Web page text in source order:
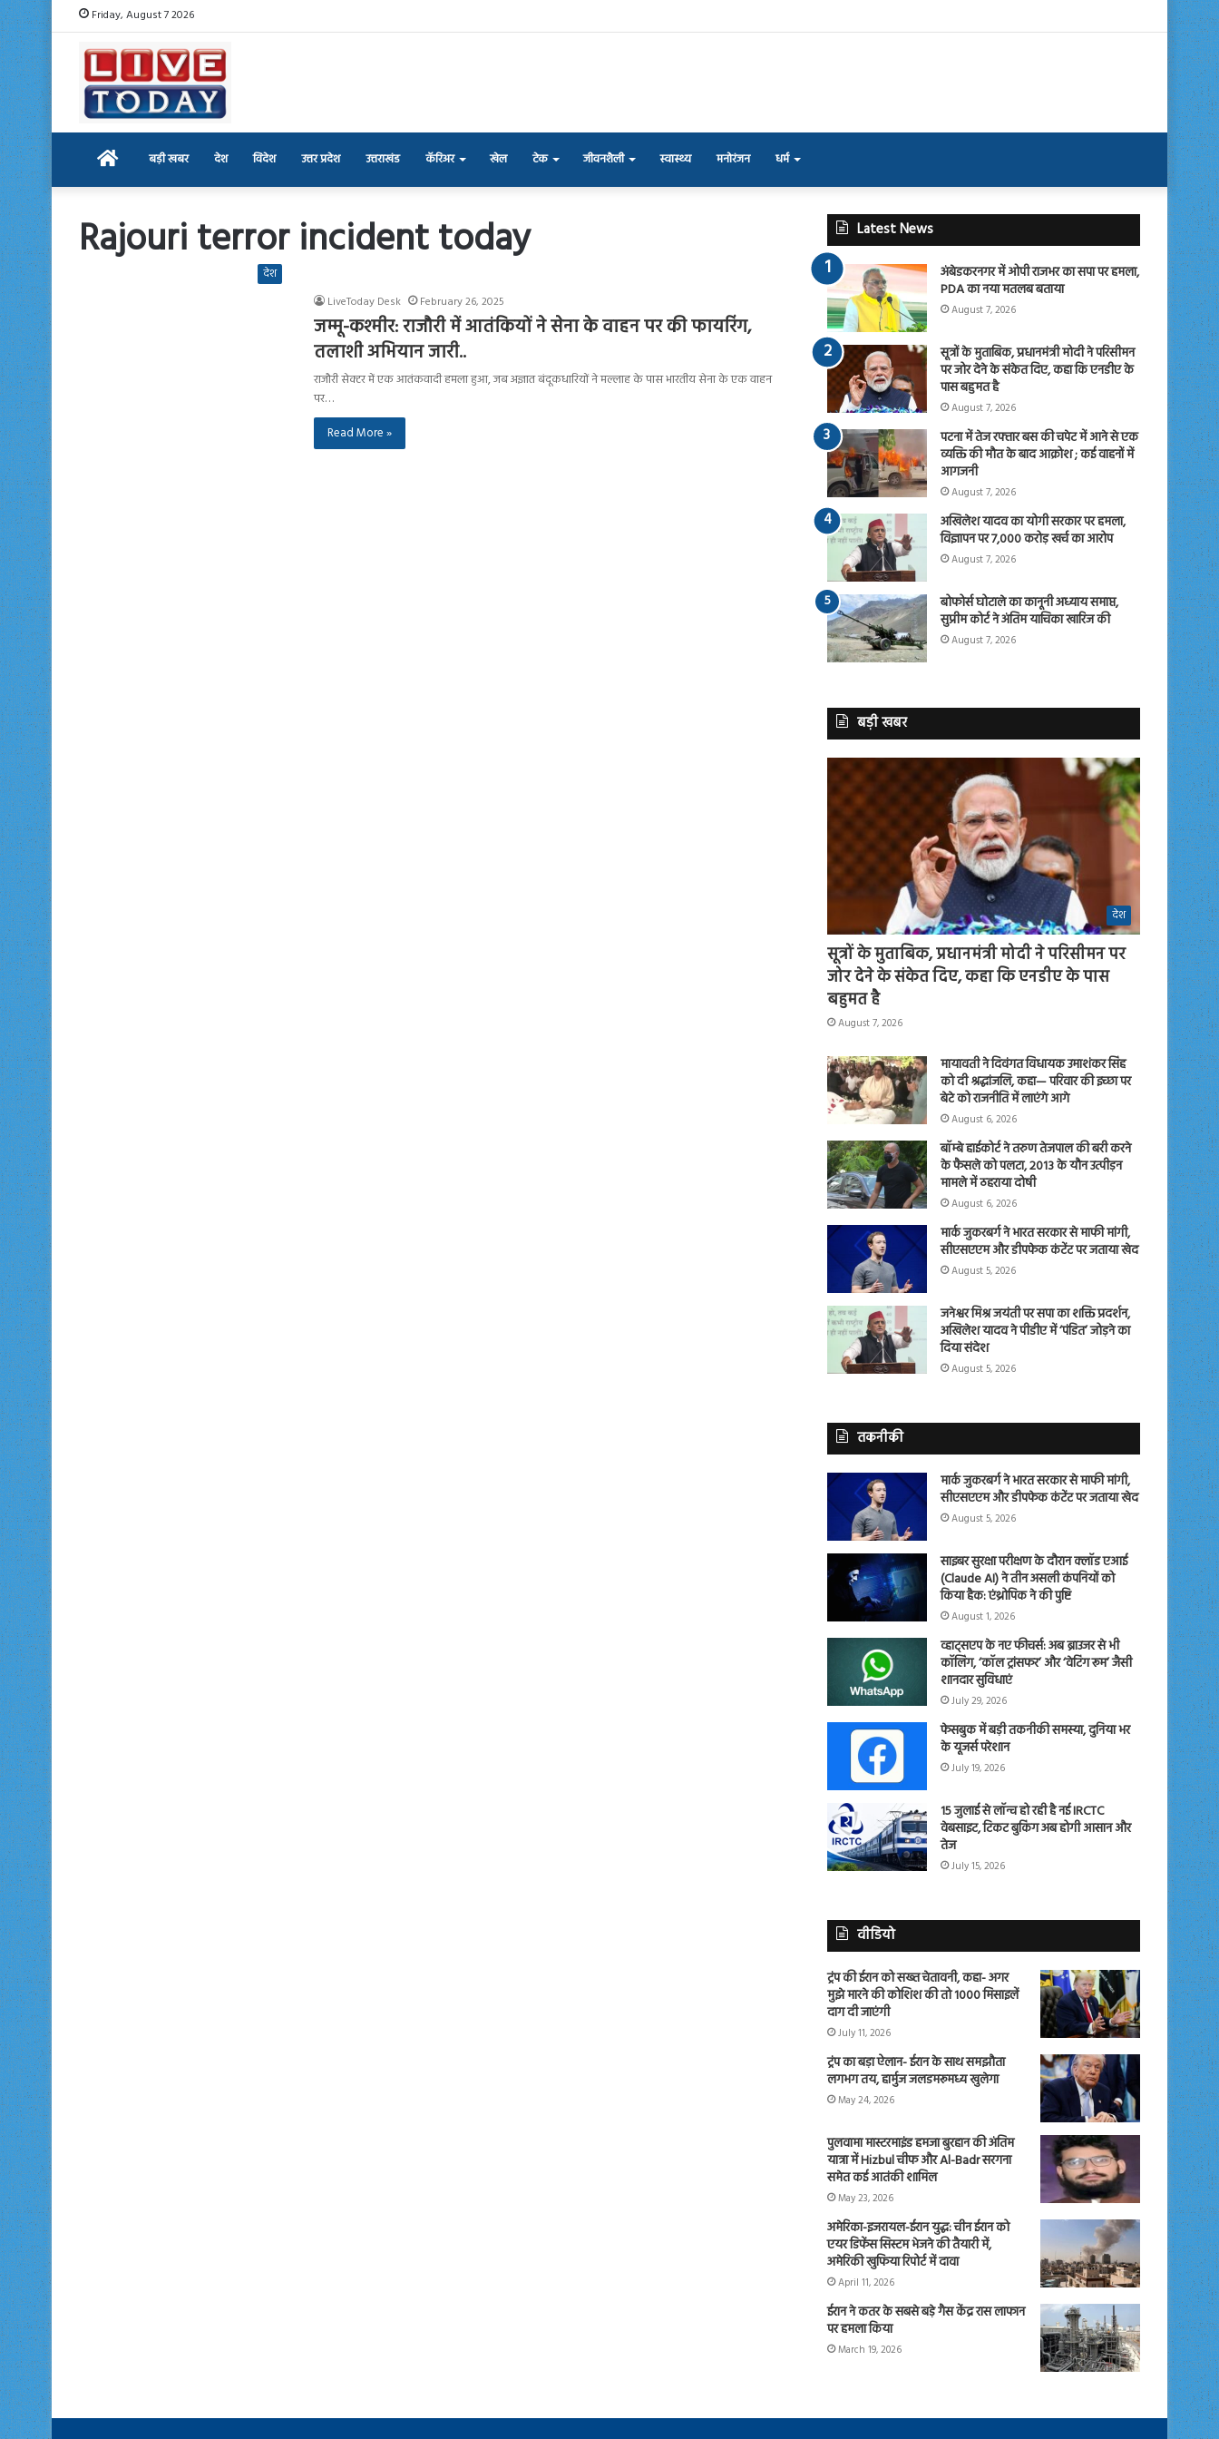
Friday, August 7 2026
Home बड़ी खबर देश विदेश उत्तर प्रदेश उत्तराखंड कॅरिअर खेल टेक जीवनशैली स्वास्थ्य मनोरंजन धर्म
Rajouri terror incident today
देश
LiveToday Desk
February 26, 2025
जम्मू-कश्मीर: राजौरी में आतंकियों ने सेना के वाहन पर की फायरिंग,
तलाशी अभियान जारी..
राजौरी सेक्टर में एक आतंकवादी हमला हुआ, जब अज्ञात बंदूकधारियों ने मल्लाह के पास भारतीय सेना के एक वाहन
पर…
Read More »
Latest News
अंबेडकरनगर में ओपी राजभर का सपा पर हमला,
PDA का नया मतलब बताया
August 7, 2026
सूत्रों के मुताबिक, प्रधानमंत्री मोदी ने परिसीमन
पर जोर देने के संकेत दिए, कहा कि एनडीए के
पास बहुमत है
August 7, 2026
पटना में तेज रफ्तार बस की चपेट में आने से एक
व्यक्ति की मौत के बाद आक्रोश ; कई वाहनों में
आगजनी
August 7, 2026
अखिलेश यादव का योगी सरकार पर हमला,
विज्ञापन पर 7,000 करोड़ खर्च का आरोप
August 7, 2026
बोफोर्स घोटाले का कानूनी अध्याय समाप्त,
सुप्रीम कोर्ट ने अंतिम याचिका खारिज की
August 7, 2026
बड़ी खबर
देश
सूत्रों के मुताबिक, प्रधानमंत्री मोदी ने परिसीमन पर
जोर देने के संकेत दिए, कहा कि एनडीए के पास
बहुमत है
August 7, 2026
मायावती ने दिवंगत विधायक उमाशंकर सिंह
को दी श्रद्धांजलि, कहा— परिवार की इच्छा पर
बेटे को राजनीति में लाएंगे आगे
August 6, 2026
बॉम्बे हाईकोर्ट ने तरुण तेजपाल की बरी करने
के फैसले को पलटा, 2013 के यौन उत्पीड़न
मामले में ठहराया दोषी
August 6, 2026
मार्क जुकरबर्ग ने भारत सरकार से माफी मांगी,
सीएसएएम और डीपफेक कंटेंट पर जताया खेद
August 5, 2026
जनेश्वर मिश्र जयंती पर सपा का शक्ति प्रदर्शन,
अखिलेश यादव ने पीडीए में ‘पंडित’ जोड़ने का
दिया संदेश
August 5, 2026
तकनीकी
मार्क जुकरबर्ग ने भारत सरकार से माफी मांगी,
सीएसएएम और डीपफेक कंटेंट पर जताया खेद
August 5, 2026
साइबर सुरक्षा परीक्षण के दौरान क्लॉड एआई
(Claude AI) ने तीन असली कंपनियों को
किया हैक: एंथ्रोपिक ने की पुष्टि
August 1, 2026
व्हाट्सएप के नए फीचर्स: अब ब्राउजर से भी
कॉलिंग, ‘कॉल ट्रांसफर’ और ‘वेटिंग रूम’ जैसी
शानदार सुविधाएं
July 29, 2026
फेसबुक में बड़ी तकनीकी समस्या, दुनिया भर
के यूजर्स परेशान
July 19, 2026
15 जुलाई से लॉन्च हो रही है नई IRCTC
वेबसाइट, टिकट बुकिंग अब होगी आसान और
तेज
July 15, 2026
वीडियो
ट्रंप की ईरान को सख्त चेतावनी, कहा- अगर
मुझे मारने की कोशिश की तो 1000 मिसाइलें
दाग दी जाएंगी
July 11, 2026
ट्रंप का बड़ा ऐलान- ईरान के साथ समझौता
लगभग तय, हार्मुज जलडमरूमध्य खुलेगा
May 24, 2026
पुलवामा मास्टरमाइंड हमजा बुरहान की अंतिम
यात्रा में Hizbul चीफ और Al-Badr सरगना
समेत कई आतंकी शामिल
May 23, 2026
अमेरिका-इजरायल-ईरान युद्ध: चीन ईरान को
एयर डिफेंस सिस्टम भेजने की तैयारी में,
अमेरिकी खुफिया रिपोर्ट में दावा
April 11, 2026
ईरान ने कतर के सबसे बड़े गैस केंद्र रास लाफान
पर हमला किया
March 19, 2026